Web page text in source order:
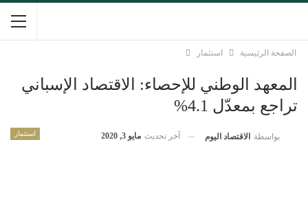
الصفحة الرئيسية استثمار
المعهد الوطني للإحصاء: الاقتصاد الإسباني
تراجع بمعدّل 4.1%
استثمار بواسطة الاقتصاد اليوم آخر تحديث مايو 3, 2020